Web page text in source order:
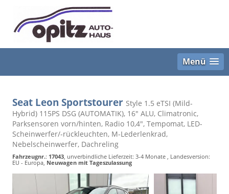
Menü
Seat Leon Sportstourer Style 1.5 eTSI (Mild-
Hybrid) 115PS DSG (AUTOMATIK), 16" ALU, Climatronic,
Parksensoren vorn/hinten, Radio 10,4", Tempomat, LED-
Scheinwerfer/-rückleuchten, M-Lederlenkrad,
Nebelscheinwerfer, Dachreling
Fahrzeugnr.: 17043, unverbindliche Lieferzeit: 3-4 Monate , Landesversion:
EU - Europa, Neuwagen mit Tageszulassung